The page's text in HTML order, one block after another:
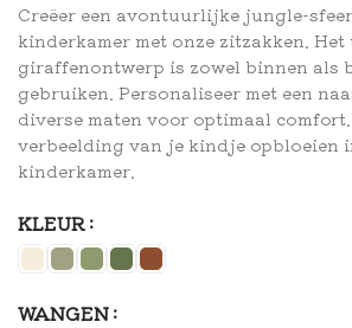
Creëer een avontuurlijke jungle-
kinderkamer met onze zitzakken. Het
giraffenontwerp is zowel binnen als
gebruiken. Personaliseer met een
diverse maten voor optimaal
verbeelding van je kindje opbloeien
kinderkamer.
KLEUR
WANGEN